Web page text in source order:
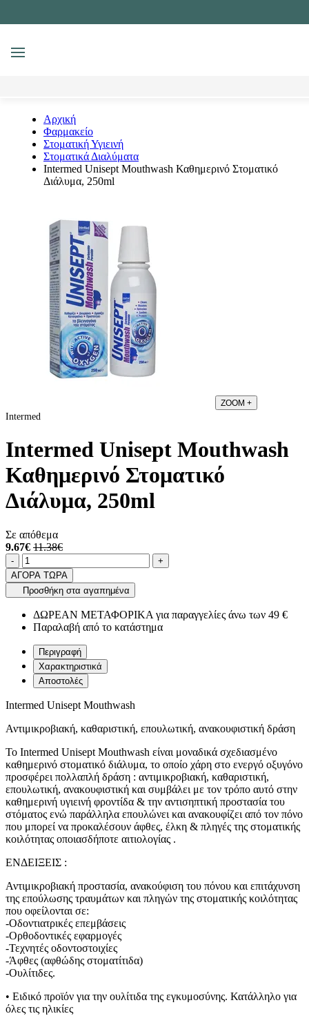
MENU
Αρχική
Φαρμακείο
Στοματική Υγιεινή
Στοματικά Διαλύματα
Intermed Unisept Mouthwash Καθημερινό Στοματικό
Διάλυμα, 250ml
ZOOM +
Intermed
Intermed Unisept Mouthwash
Καθημερινό Στοματικό
Διάλυμα, 250ml
Σε απόθεμα
9.67€ 11.38€
Ποσότητα
-product.increase.quantity +
ΑΓΟΡΑ ΤΩΡΑ
Προσθήκη στα αγαπημένα
ΔΩΡΕΑΝ ΜΕΤΑΦΟΡΙΚΑ για παραγγελίες άνω των 49 €
Παραλαβή από το κατάστημα
Περιγραφή
Χαρακτηριστικά
Αποστολές
Intermed Unisept Mouthwash
Αντιμικροβιακή, καθαριστική, επουλωτική, ανακουφιστική δράση
Το Intermed Unisept Mouthwash είναι μοναδικά σχεδιασμένο
καθημερινό στοματικό διάλυμα, το οποίο χάρη στο ενεργό οξυγόνο
προσφέρει πολλαπλή δράση : αντιμικροβιακή, καθαριστική,
επουλωτική, ανακουφιστική και συμβάλει με τον τρόπο αυτό στην
καθημερινή υγιεινή φροντίδα & την αντισηπτική προστασία του
στόματος ενώ παράλληλα επουλώνει και ανακουφίζει από τον πόνο
που μπορεί να προκαλέσουν άφθες, έλκη & πληγές της στοματικής
κοιλότητας οποιασδήποτε αιτιολογίας .
ΕΝΔΕΙΞΕΙΣ :
Αντιμικροβιακή προστασία, ανακούφιση του πόνου και επιτάχυνση
της επούλωσης τραυμάτων και πληγών της στοματικής κοιλότητας
που οφείλονται σε:
-Οδοντιατρικές επεμβάσεις
-Ορθοδοντικές εφαρμογές
-Τεχνητές οδοντοστοιχίες
-Άφθες (αφθώδης στοματίτιδα)
-Ουλίτιδες.
• Ειδικό προϊόν για την ουλίτιδα της εγκυμοσύνης. Κατάλληλο για
όλες τις ηλικίες